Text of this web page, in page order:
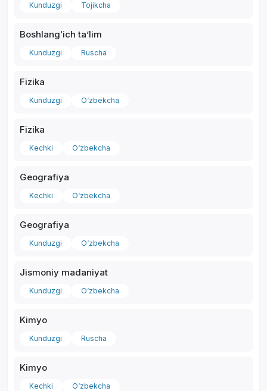
Kunduzgi Tojikcha
Boshlangʻich taʼlim
Kunduzgi Ruscha
Fizika
Kunduzgi O‘zbekcha
Fizika
Kechki O‘zbekcha
Geografiya
Kechki O‘zbekcha
Geografiya
Kunduzgi O‘zbekcha
Jismoniy madaniyat
Kunduzgi O‘zbekcha
Kimyo
Kunduzgi Ruscha
Kimyo
Kechki O‘zbekcha